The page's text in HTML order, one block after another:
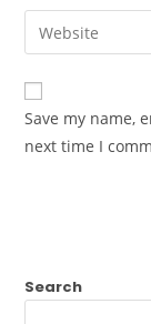
comment
email
address
comment
Enter
your
website
URL
(optional)
Save my name,
next time I
Search